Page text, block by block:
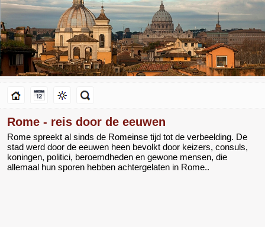
Rome - reis door de eeuwen
Rome spreekt al sinds de Romeinse tijd tot de verbeelding. De
stad werd door de eeuwen heen bevolkt door keizers, consuls,
koningen, politici, beroemdheden en gewone mensen, die
allemaal hun sporen hebben achtergelaten in Rome..